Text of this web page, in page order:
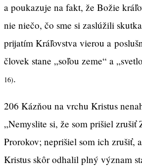
a poukazuje na fakt, že Božie
nie niečo, čo sme si zaslúžili
prijatím Kráľovstva vierou a
človek stane „soľou zeme“ a
16).
206 Kázňou na vrchu Kristus
„Nemyslite si, že som prišiel zrušiť
Prorokov; neprišiel som ich zrušiť,
Kristus skôr odhalil plný význam